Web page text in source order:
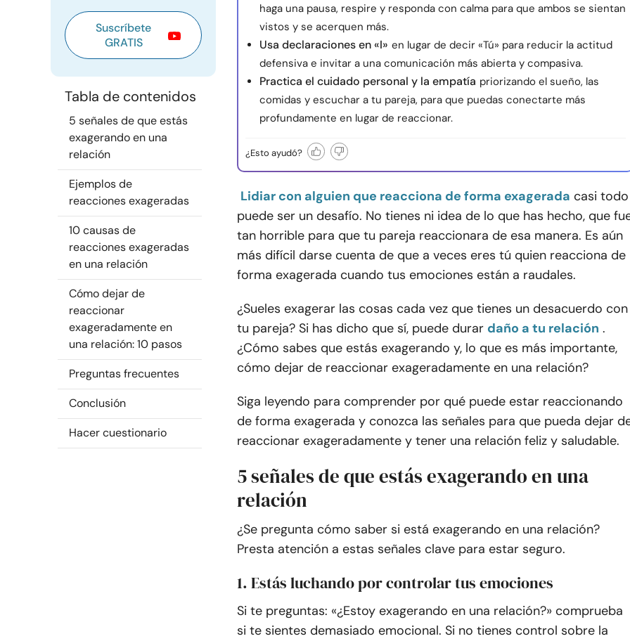
Suscríbete
GRATIS
Tabla de contenidos
5 señales de que estás
exagerando en una
relación
Ejemplos de
reacciones exageradas
10 causas de
reacciones exageradas
en una relación
Cómo dejar de
reaccionar
exageradamente en
una relación: 10 pasos
Preguntas frecuentes
Conclusión
Hacer cuestionario
haga una pausa, respire y responda con calma para que ambos se sientan
vistos y se acerquen más.
Usa declaraciones en «I» en lugar de decir «Tú» para reducir la actitud
defensiva e invitar a una comunicación más abierta y compasiva.
Practica el cuidado personal y la empatía priorizando el sueño, las
comidas y escuchar a tu pareja, para que puedas conectarte más
profundamente en lugar de reaccionar.
¿Esto ayudó?
Lidiar con alguien que reacciona de forma exagerada casi todo
puede ser un desafío. No tienes ni idea de lo que has hecho, que
tan horrible para que tu pareja reaccionara de esa manera. Es aún
más difícil darse cuenta de que a veces eres tú quien reacciona de
forma exagerada cuando tus emociones están a raudales.
¿Sueles exagerar las cosas cada vez que tienes un desacuerdo con
tu pareja? Si has dicho que sí, puede durar daño a tu relación .
¿Cómo sabes que estás exagerando y, lo que es más importante,
cómo dejar de reaccionar exageradamente en una relación?
Siga leyendo para comprender por qué puede estar reaccionando
de forma exagerada y conozca las señales para que pueda dejar
reaccionar exageradamente y tener una relación feliz y saludable.
5 señales de que estás exagerando en una
relación
¿Se pregunta cómo saber si está exagerando en una relación?
Presta atención a estas señales clave para estar seguro.
1. Estás luchando por controlar tus emociones
Si te preguntas: «¿Estoy exagerando en una relación?» comprueba
si te sientes demasiado emocional. Si no tienes control sobre la